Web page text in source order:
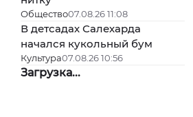
Общество07.08.26 11:08
В детсадах Салехарда
начался кукольный бум
Культура07.08.26 10:56
Загрузка...